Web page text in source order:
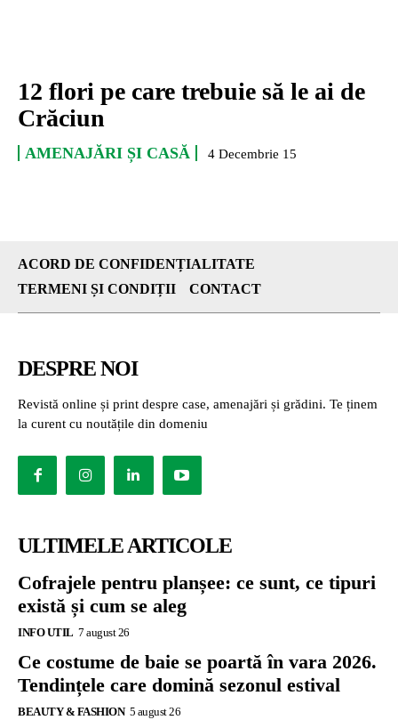
12 flori pe care trebuie să le ai de
Crăciun
AMENAJĂRI ȘI CASĂ 4 Decembrie 15
ACORD DE CONFIDENȚIALITATE
TERMENI ȘI CONDIȚII
CONTACT
DESPRE NOI
Revistă online și print despre case, amenajări și grădini. Te ținem
la curent cu noutățile din domeniu
ULTIMELE ARTICOLE
Cofrajele pentru planșee: ce sunt, ce tipuri
există și cum se aleg
INFO UTIL 7 august 26
Ce costume de baie se poartă în vara 2026.
Tendințele care domină sezonul estival
BEAUTY & FASHION 5 august 26